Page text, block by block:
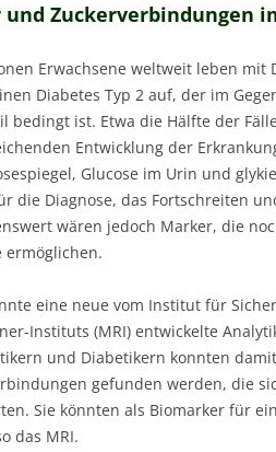
und Zuckerverbindungen
Erwachsene weltweit leben mit
Diabetes Typ 2 auf, der im
bedingt ist. Etwa die Hälfte der
Entwicklung der
Glucose im Urin und
die Diagnose, das Fortschreiten
wären jedoch Marker, die
ermöglichen.
eine neue vom Institut für
Instituts (MRI) entwickelte
und Diabetikern konnten
gefunden werden, die
Sie könnten als Biomarker für
das MRI.